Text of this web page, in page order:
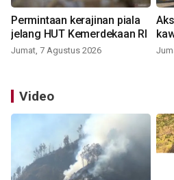
Permintaan kerajinan piala
jelang HUT Kemerdekaan RI
Jumat, 7 Agustus 2026
Video